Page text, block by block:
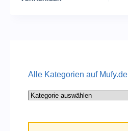
Alle Kategorien auf Mufy.de
Alle